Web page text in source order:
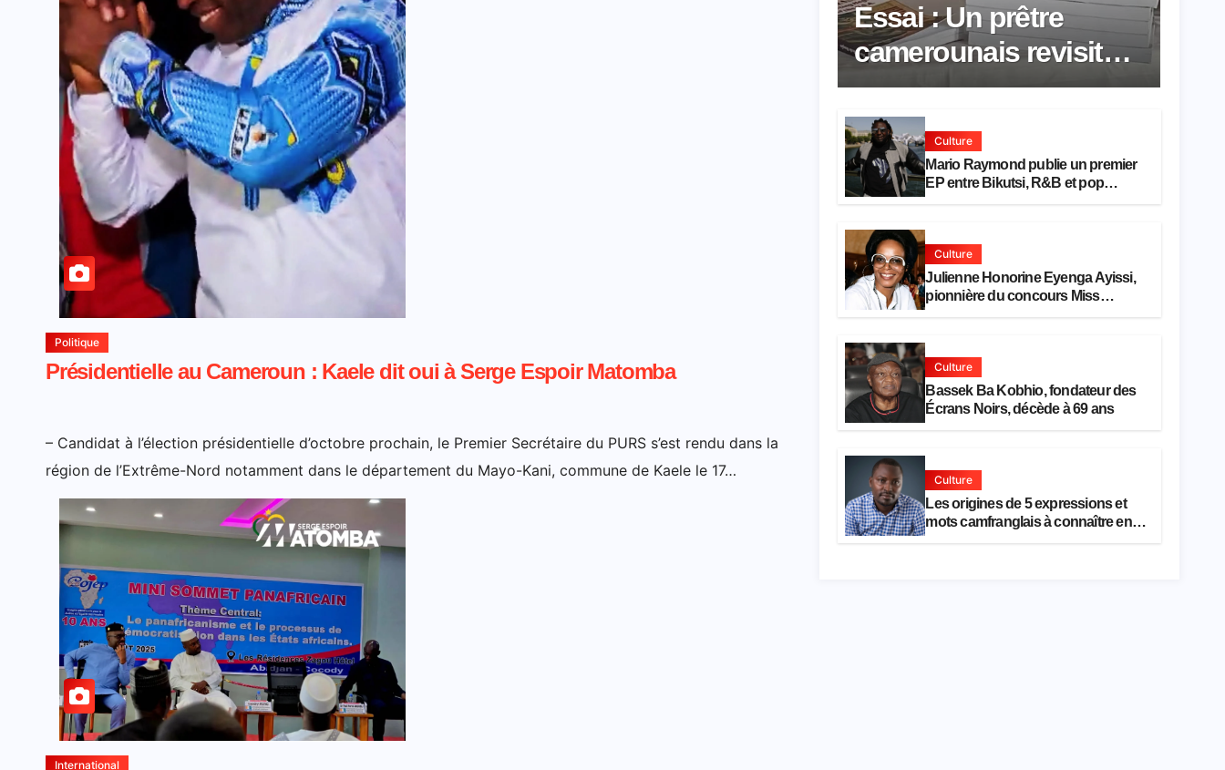
Politique
Présidentielle au Cameroun : Kaele dit oui à Serge Espoir Matomba
– Candidat à l’élection présidentielle d’octobre prochain, le Premier Secrétaire du PURS s’est rendu dans la
région de l’Extrême-Nord notamment dans le département du Mayo-Kani, commune de Kaele le 17…
International
Essai : Un prêtre
camerounais revisite
la pensée de Hegel à
travers le rêve
américain
Culture
Mario Raymond publie un premier
EP entre Bikutsi, R&B et pop
Culture
Julienne Honorine Eyenga Ayissi,
pionnière du concours Miss
Culture
Bassek Ba Kobhio, fondateur des
Écrans Noirs, décède à 69 ans
Culture
Les origines de 5 expressions et
mots camfranglais à connaître en